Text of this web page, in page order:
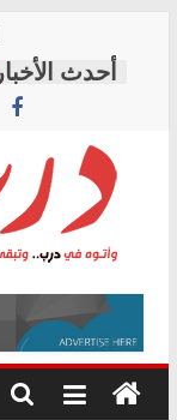
content
درب
وأتوه
درب..
وتبقى
هي